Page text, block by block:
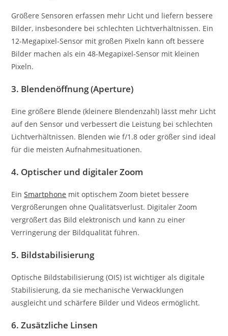
Größere Sensoren erfassen mehr Licht und liefern bessere
Bilder, insbesondere bei schlechten Lichtverhältnissen. Ein
12-Megapixel-Sensor mit großen Pixeln kann oft bessere
Bilder machen als ein 48-Megapixel-Sensor mit kleinen
Pixeln.
3. Blendenöffnung (Aperture)
Eine größere Blende (kleinere Blendenzahl) lässt mehr Licht
auf den Sensor und verbessert die Leistung bei schlechten
Lichtverhältnissen. Blenden wie f/1.8 oder größer sind ideal
für die meisten Aufnahmesituationen.
4. Optischer und digitaler Zoom
EinSmartphone mit optischem Zoom bietet bessere
Vergrößerungen ohne Qualitätsverlust. Digitaler Zoom
vergrößert das Bild elektronisch und kann zu einer
Verringerung der Bildqualität führen.
5. Bildstabilisierung
Optische Bildstabilisierung (OIS) ist wichtiger als digitale
Stabilisierung, da sie mechanische Verwacklungen
ausgleicht und schärfere Bilder und Videos ermöglicht.
6.Zusätzliche Linsen